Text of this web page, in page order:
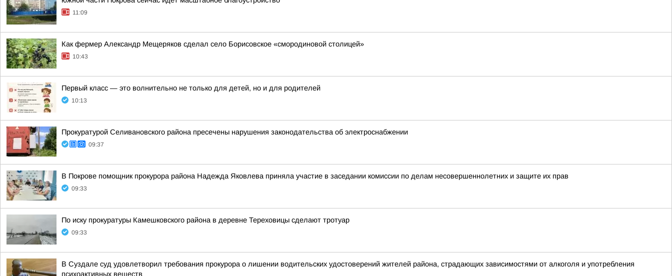
11:09
Как фермер Александр Мещеряков сделал село Борисовское «смородиновой столицей»
10:43
Первый класс — это волнительно не только для детей, но и для родителей
10:13
Прокуратурой Селивановского района пресечены нарушения законодательства об электроснабжении
09:37
В Покрове помощник прокурора района Надежда Яковлева приняла участие в заседании комиссии по делам несовершеннолетних и защите их прав
09:33
По иску прокуратуры Камешковского района в деревне Тереховицы сделают тротуар
09:33
В Суздале суд удовлетворил требования прокурора о лишении водительских удостоверений жителей района, страдающих зависимостями от алкоголя и употребления
психоактивных веществ